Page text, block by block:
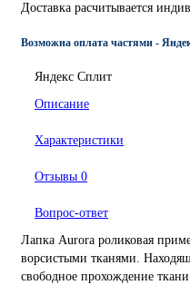
Доставка расчитывается
Возможна оплата частями -
Яндекс Сплит
Описание
Характеристики
Отзывы 0
Вопрос-ответ
Лапка Aurora роликовая
ворсистыми тканями.
свободное прохождение